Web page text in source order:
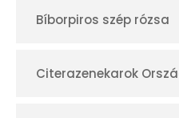
r
Bíborpiros szép rózsa
Citerazenekarok